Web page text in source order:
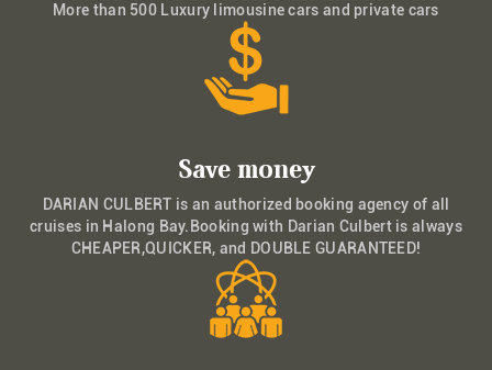
More than 500 Luxury limousine cars and private cars
Save money
DARIAN CULBERT is an authorized booking agency of all
cruises in Halong Bay.Booking with Darian Culbert is always
CHEAPER,QUICKER, and DOUBLE GUARANTEED!